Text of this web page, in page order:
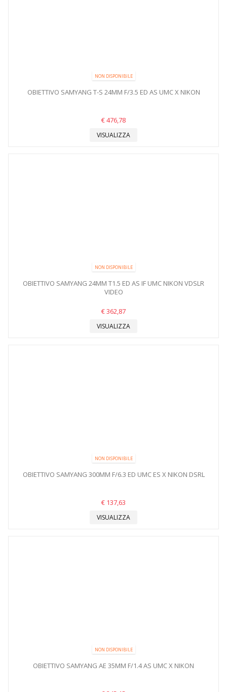
NON DISPONIBILE
OBIETTIVO SAMYANG T-S 24MM F/3.5 ED AS UMC X NIKON
€ 476,78
VISUALIZZA
NON DISPONIBILE
OBIETTIVO SAMYANG 24MM T1.5 ED AS IF UMC NIKON VDSLR
VIDEO
€ 362,87
VISUALIZZA
NON DISPONIBILE
OBIETTIVO SAMYANG 300MM F/6.3 ED UMC ES X NIKON DSRL
€ 137,63
VISUALIZZA
NON DISPONIBILE
OBIETTIVO SAMYANG AE 35MM F/1.4 AS UMC X NIKON